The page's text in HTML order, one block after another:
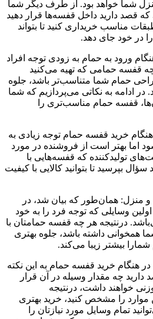
شما خواهد بود. از طرف دیگر شما
که قصد دارید داخل قفسه‌ها قرار دهید
مناسب خریداری کنید تا بتواند
را در خود جای دهد.
ورود به حمام به‌ زودی توجه افراد
قفسه حمامی که تهیه می‌کنید
حمام شما متناسب‌تر باشد، جلوه
ادامه به نکاتی می‌پردازیم که شما
قفسه حمام مناسب‌تری را
خرید قفسه حمام توجه زیادی به
اما بهتر است از فروشنده در مورد
تولیدکننده که قفسه‌هایی با
بپرسید تا بتوانید کالایی با کیفیت
و منزل: همان‌طور که بیان شد، در
وسایلی که توجه فرد را به خود
درنتیجه هر چه قفسه حمامتان با
همخوانی داشته باشد، جلوه بهتری
بیشتر زیبا می‌کند.
هنگام خرید قفسه حمام به این نکته
دارید چه مقدار وسیله در آن قرار
خواهند داشت، درنتیجه
موارد را مشخص کنید، خرید بهتری
تمام وسایل مورد نیازتان را